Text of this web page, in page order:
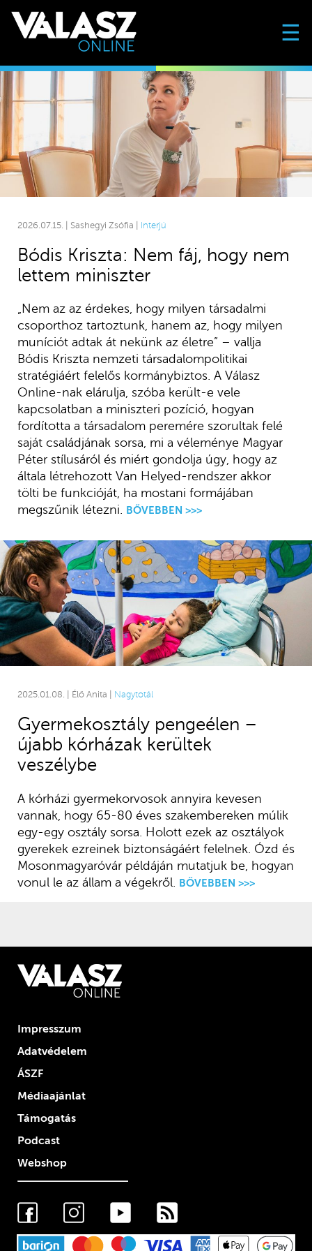
☰
2026.07.15. | Sashegyi Zsófia | Interjú
Bódis Kriszta: Nem fáj, hogy nem
lettem miniszter
„Nem az az érdekes, hogy milyen társadalmi
csoporthoz tartoztunk, hanem az, hogy milyen
muníciót adtak át nekünk az életre” – vallja
Bódis Kriszta nemzeti társadalompolitikai
stratégiáért felelős kormánybiztos. A Válasz
Online-nak elárulja, szóba került-e vele
kapcsolatban a miniszteri pozíció, hogyan
fordította a társadalom peremére szorultak felé
saját családjának sorsa, mi a véleménye Magyar
Péter stílusáról és miért gondolja úgy, hogy az
általa létrehozott Van Helyed-rendszer akkor
tölti be funkcióját, ha mostani formájában
megszűnik létezni. BŐVEBBEN >>>
2025.01.08. | Élő Anita | Nagytotál
Gyermekosztály pengeélen –
újabb kórházak kerültek
veszélybe
A kórházi gyermekorvosok annyira kevesen
vannak, hogy 65-80 éves szakembereken múlik
egy-egy osztály sorsa. Holott ezek az osztályok
gyerekek ezreinek biztonságáért felelnek. Ózd és
Mosonmagyaróvár példáján mutatjuk be, hogyan
vonul le az állam a végekről. BŐVEBBEN >>>
Impresszum
Adatvédelem
ÁSZF
Médiaajánlat
Támogatás
Podcast
Webshop